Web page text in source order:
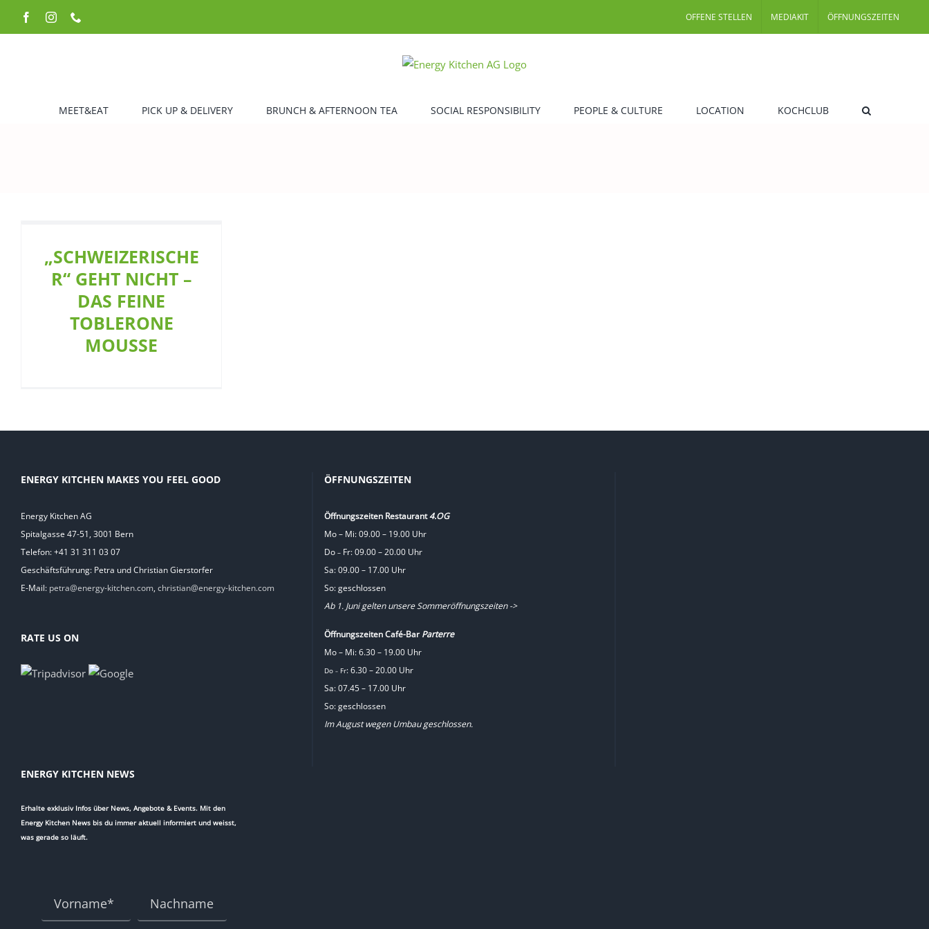
Inhalt
FacebookInstagram OFFENE STELLEN MEDIAKIT ÖFFNUNGSZEITEN
MEET&EAT PICK UP & DELIVERY BRUNCH & AFTERNOON TEA SOCIAL RESPONSIBILITY PEOPLE & CULTURE LOCATION KOCHCLUB
„SCHWEIZERISCHE
R“ GEHT NICHT –
DAS FEINE
TOBLERONE
MOUSSE
ENERGY KITCHEN MAKES YOU FEEL GOOD
Energy Kitchen AG
Spitalgasse 47-51, 3001 Bern
Telefon: +41 31 311 03 07
Geschäftsführung: Petra und Christian Gierstorfer
E-Mail: petra@energy-kitchen.com, christian@energy-kitchen.com
RATE US ON
ÖFFNUNGSZEITEN
Öffnungszeiten Restaurant4.OG
Mo – Mi: 09.00 – 19.00 Uhr
Do –Fr: 09.00 – 20.00 Uhr
Sa: 09.00 – 17.00 Uhr
So: geschlossen
Ab 1. Juni gelten unsere Sommeröffnungszeiten ->
Öffnungszeiten Café-BarParterre
Mo – Mi: 6.30 – 19.00 Uhr
Do –Fr: 6.30 – 20.00 Uhr
Sa: 07.45 – 17.00 Uhr
So: geschlossen
Im August wegen Umbau geschlossen.
ENERGY KITCHEN NEWS
Erhalte exklusiv Infos über News, Angebote & Events. Mit den
Energy Kitchen News bis du immer aktuell informiert und weisst,
was gerade so läuft.